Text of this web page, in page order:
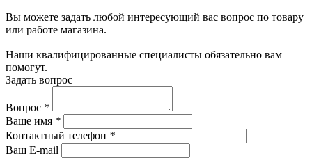
Вы можете задать любой интересующий вас вопрос по товару
или работе магазина.
Наши квалифицированные специалисты обязательно вам
помогут.
Задать вопрос
Вопрос *
Ваше имя *
Контактный телефон *
Ваш E-mail